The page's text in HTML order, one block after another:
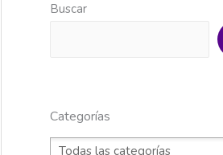
Buscar
Categorías